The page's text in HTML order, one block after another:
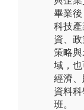
畢業
科技
資、
策略
域，
經濟、
資料
班。